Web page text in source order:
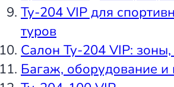
Ту-204 VIP для
туров
Салон Ту-204 VIP:
Багаж, оборудование и